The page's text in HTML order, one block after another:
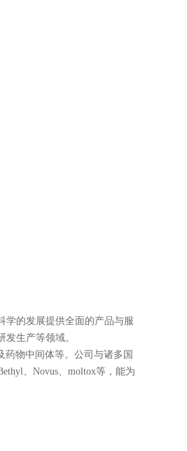
学的发展提供全面的产品与服
生产等领域。
药物中间体等。公司与诸多国
、Novus、moltox等，能为